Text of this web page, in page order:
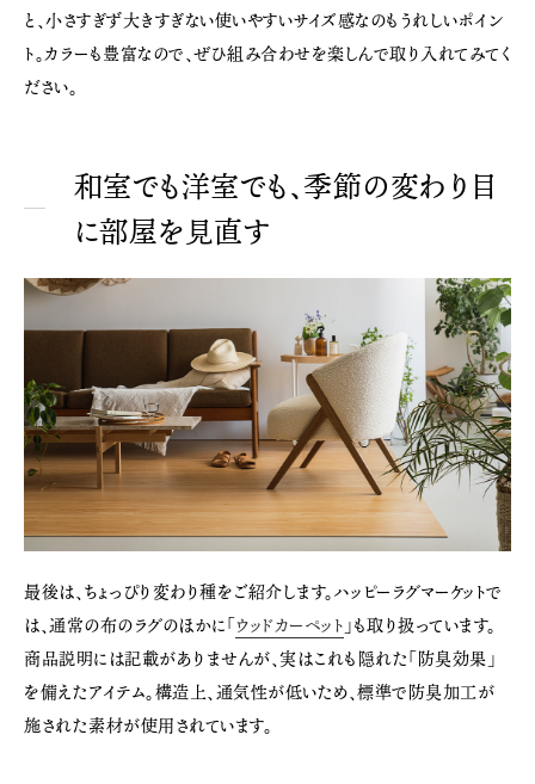
と、小さすぎず大きすぎない使いやすいサイズ感なのもうれしいポイン
ト。カラーも豊富なので、ぜひ組み合わせを楽しんで取り入れてみてく
ださい。
和室でも洋室でも、季節の変わり目
に部屋を見直す
最後は、ちょっぴり変わり種をご紹介します。ハッピーラグマーケットで
は、通常の布のラグのほかに「ウッドカーペット 」も取り扱っています。
商品説明には記載がありませんが、実はこれも隠れた「防臭効果」
を備えたアイテム。構造上、通気性が低いため、標準で防臭加工が
施された素材が使用されています。